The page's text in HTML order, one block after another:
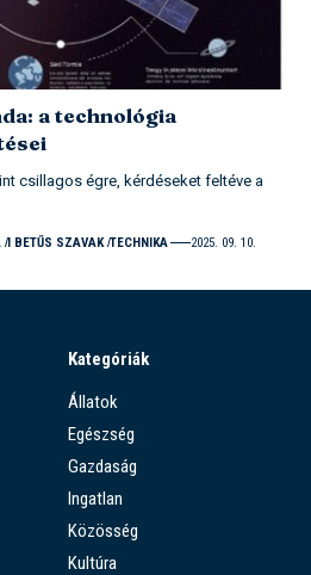
a technológia
csillagos égre, kérdéseket feltéve a
I BETŰS SZAVAK TECHNIKA 2025. 09. 10.
Kategóriák
Állatok
Egészség
Gazdaság
Ingatlan
Közösség
Kultúra